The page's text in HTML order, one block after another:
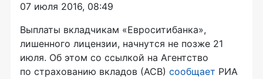
07 июля 2016, 08:49
Выплаты вкладчикам «Евроситибанка»,
лишенного лицензии, начнутся не позже 21
июля. Об этом со ссылкой на Агентство
по страхованию вкладов (АСВ) сообщает РИА